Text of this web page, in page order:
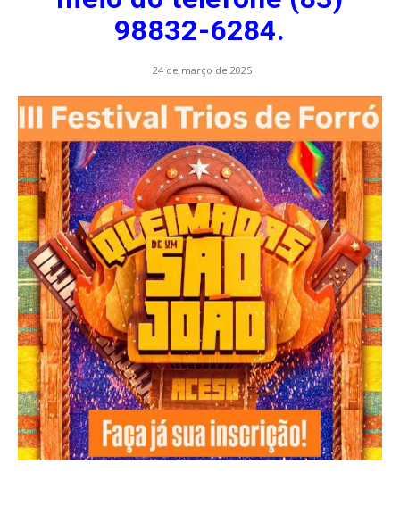
98832-6284.
24 de março de 2025